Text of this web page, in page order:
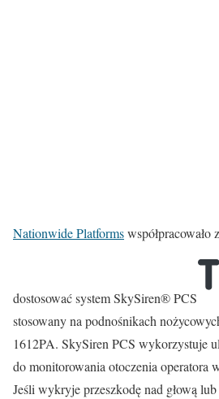
Nationwide Platforms
dostosować system SkySiren® PCS
stosowany na podnośnikach
1612PA. SkySiren PCS wykorzystuje
do monitorowania otoczenia operatora
Jeśli wykryje przeszkodę nad głową lub